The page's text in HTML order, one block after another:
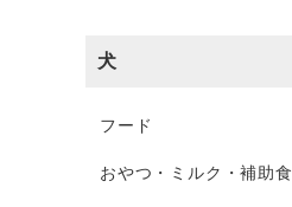
犬
フード
おやつ・ミルク・補助食